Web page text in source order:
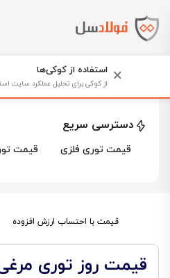
فولادسل
قیمت توری مرغی
دسترسی سریع
قیمت توری فلزی قیمت
قیمت با احتساب ارزش افزوده
قیمت روز توری
× استفاده از کوکی‌ها
از کوکی برای تحلیل عملکرد سایت